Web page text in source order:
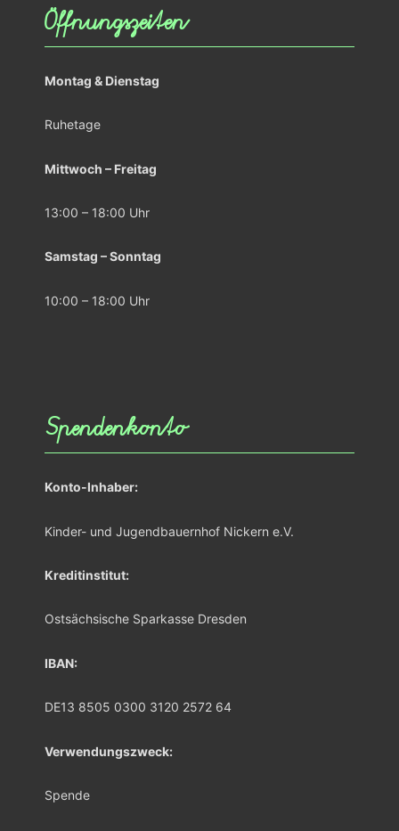
Öffnungszeiten
Montag & Dienstag
Ruhetage
Mittwoch – Freitag
13:00 – 18:00 Uhr
Samstag – Sonntag
10:00 – 18:00 Uhr
Spendenkonto
Konto-Inhaber:
Kinder- und Jugendbauernhof Nickern e.V.
Kreditinstitut:
Ostsächsische Sparkasse Dresden
IBAN:
DE13 8505 0300 3120 2572 64
Verwendungszweck:
Spende